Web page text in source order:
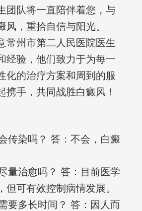
团队将一直陪伴着您，与
风，重拾自信与阳光。
常州市第二人民医院医生
经验，他们致力于为每一
化的治疗方案和周到的服
携手，共同战胜白癜风！
传染吗？ 答：不会，白癜
量治愈吗？ 答：目前医学
但可有效控制病情发展。
要多长时间？ 答：因人而